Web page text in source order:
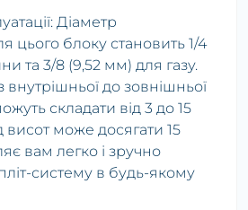
Діаметр
цього блоку становить 1/4
та 3/8 (9,52 мм) для газу.
до зовнішньої
складати від 3 до 15
висот може досягати 15
вам легко і зручно
систему в будь-якому